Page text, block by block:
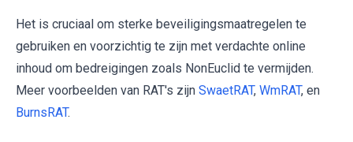
Het is cruciaal om sterke beveiligingsmaatregelen te
gebruiken en voorzichtig te zijn met verdachte online
inhoud om bedreigingen zoals NonEuclid te vermijden.
Meer voorbeelden van RAT's zijn SwaetRAT, WmRAT, en
BurnsRAT.